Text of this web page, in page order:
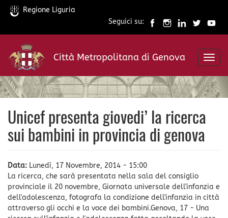
Salta
contenuto
principale
Regione Liguria
Seguici su:
Città Metropolitana di Genova
Unicef presenta giovedi’ la ricerca
sui bambini in provincia di genova
Data: Lunedì, 17 Novembre, 2014 - 15:00
La ricerca, che sarà presentata nella sala del consiglio
provinciale il 20 novembre, Giornata universale dell'infanzia e
dell'adolescenza, fotografa la condizione dell'infanzia in città
attraverso gli occhi e la voce dei bambini.Genova, 17 - Una